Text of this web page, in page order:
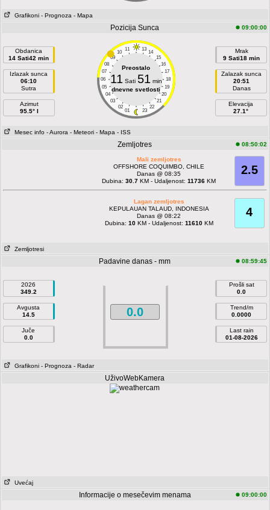
Grafikoni - Prognoza - Mapa
Pozicija Sunca 09:00:00
Obdanica
14 Sati42 min
Izlazak sunca
06:10
Sutra
Azimut
95.5° I
11 13
10
14
09
15
08
16
07
17
06
18
05
19
04
20
03
21
02
22
01 23
Preostalo
11 Sati 51 min
dnevne svetlosti
Mrak
9 Sati18 min
Zalazak sunca
20:51
Danas
Elevacija
27.1°
Mesec info - Aurora - Meteori - Mapa - ISS
Zemljotres 08:50:02
2.5
Mali zemljotres
OFFSHORE COQUIMBO, CHILE
Danas @ 08:35
Dubina:30.7 KM - Udaljenost:11736 KM
4
Lagan zemljotres
KEPULAUAN TALAUD, INDONESIA
Danas @ 08:22
Dubina: 10KM - Udaljenost: 11610KM
Zemljotresi
Padavine danas - mm 08:59:45
2026
349.2
Avgusta
14.5
Juče
0.0
0.0
Prošli sat
0.0
Trend/m
0.0000
Last rain
01-08-2026
Grafikoni - Prognoza - Radar
UživoWebKamera
Uvećaj
Informacije o mesečevim menama 09:00:00